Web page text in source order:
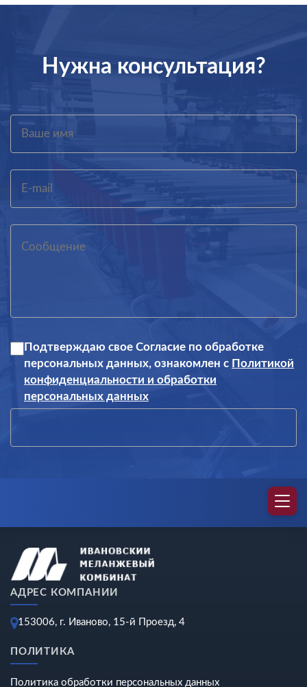
Нужна консультация?
Подтверждаю свое Согласие по обработке
персональных данных, ознакомлен с Политикой
конфиденциальности и обработки
персональных данных
АДРЕС КОМПАНИИ
153006, г. Иваново, 15-й Проезд, 4
ПОЛИТИКА
Политика обработки персональных данных